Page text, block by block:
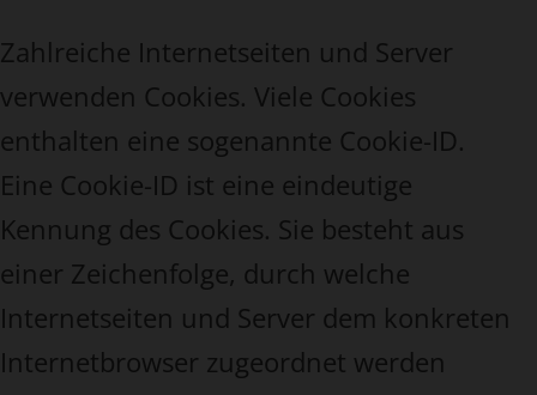
Zahlreiche Internetseiten und Server
verwenden Cookies. Viele Cookies
enthalten eine sogenannte Cookie-ID.
Eine Cookie-ID ist eine eindeutige
Kennung des Cookies. Sie besteht aus
einer Zeichenfolge, durch welche
Internetseiten und Server dem konkreten
Internetbrowser zugeordnet werden